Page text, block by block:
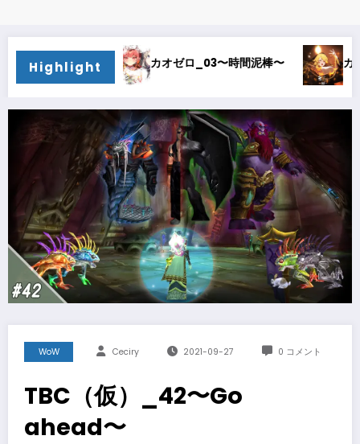
Highlight
時間泥棒〜 カオゼロ_02〜オルレア考察〜 カ
WoW Ceciry 2021-09-27 0 コメント
TBC（仮）_42〜Go
ahead〜